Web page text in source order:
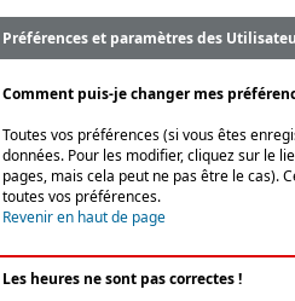
Préférences et paramètres des
Comment puis-je changer mes
Toutes vos préférences (si vous êtes
données. Pour les modifier, cliquez sur le
pages, mais cela peut ne pas être le cas).
toutes vos préférences.
Revenir en haut de page
Les heures ne sont pas correctes !